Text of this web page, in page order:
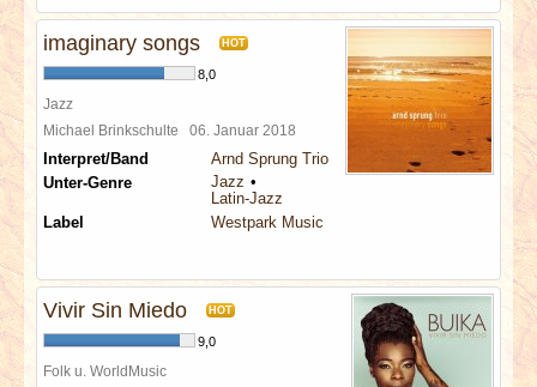
imaginary songs HOT
8,0
Jazz
Michael Brinkschulte 06. Januar 2018
Interpret/Band
Arnd Sprung Trio
Unter-Genre
Jazz
Latin-Jazz
Label
Westpark Music
Vivir Sin Miedo HOT
9,0
Folk u. WorldMusic